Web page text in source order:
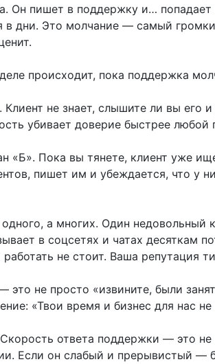
Он пишет в поддержку и…
в дни. Это молчание — самый
происходит, пока поддержка
Клиент не знает, слышите ли вы его
убивает доверие быстрее любой
«Б». Пока вы тянете, клиент уже
пишет им и убеждается, что у
а многих. Один недовольный
в соцсетях и чатах десяткам
не стоит. Ваша репутация
это не просто «извините, были
«Твои время и бизнес для нас
Скорость ответа поддержки — это не
Если он слабый и прерывистый —